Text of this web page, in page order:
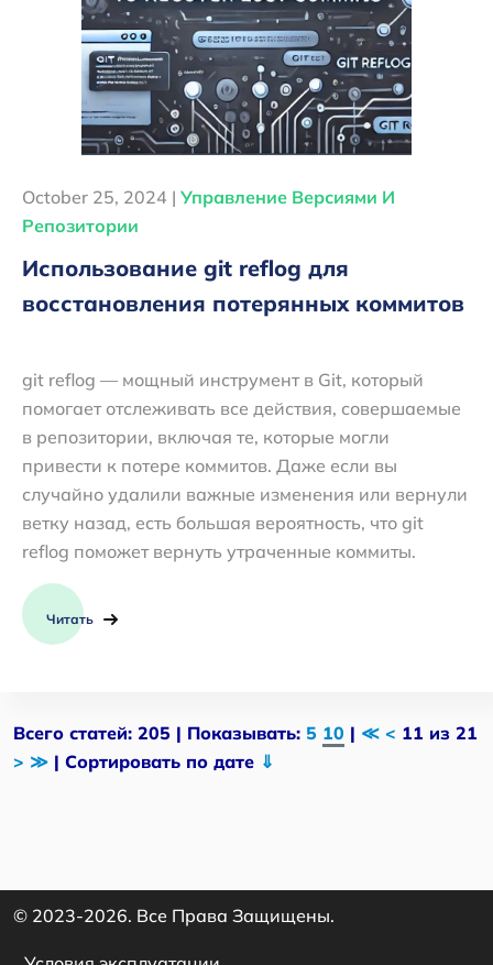
October 25, 2024 | Управление Версиями И
Репозитории
Использование git reflog для
восстановления потерянных коммитов
git reflog — мощный инструмент в Git, который
помогает отслеживать все действия, совершаемые
в репозитории, включая те, которые могли
привести к потере коммитов. Даже если вы
случайно удалили важные изменения или вернули
ветку назад, есть большая вероятность, что git
reflog поможет вернуть утраченные коммиты.
Читать
Всего статей: 205 | Показывать: 5 10 | ≪ < 11 из 21
> ≫ | Сортировать по дате ⇓
© 2023-2026. Все Права Защищены.